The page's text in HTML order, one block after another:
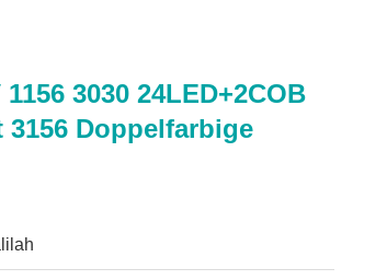
3030 24LED+2COB
Doppelfarbige